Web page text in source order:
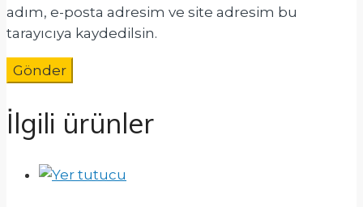
adım, e-posta adresim ve site adresim bu
tarayıcıya kaydedilsin.
İlgili ürünler